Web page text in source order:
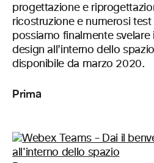
progettazione e
ricostruzione e numerosi
possiamo finalmente svelare
design all’interno dello
disponibile da marzo 2020.
Prima